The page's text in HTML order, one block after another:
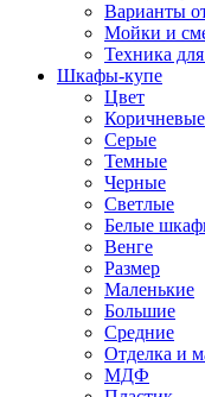
Варианты
Мойки и
Техника
Шкафы-купе
Цвет
Коричневые
Серые
Темные
Черные
Светлые
Белые
Венге
Размер
Маленькие
Большие
Средние
Отделка и
МДФ